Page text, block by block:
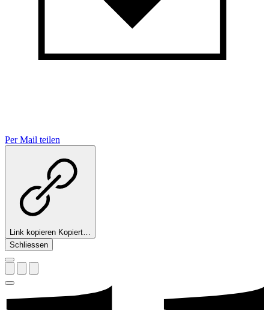
Per Mail teilen
Link kopieren Kopiert…
Schliessen